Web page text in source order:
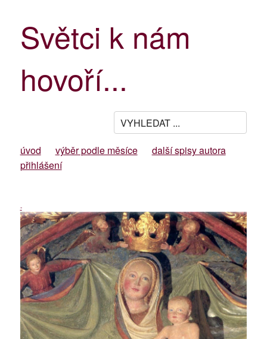
Světci k nám
hovoří...
úvod výběr podle měsíce
další spisy autora
přihlášení
-